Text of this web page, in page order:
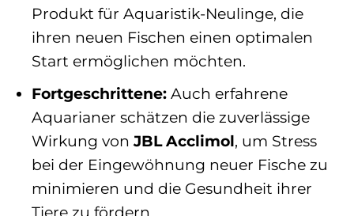
Produkt für Aquaristik-Neulinge, die
ihren neuen Fischen einen optimalen
Start ermöglichen möchten.
Fortgeschrittene:Auch erfahrene
Aquarianer schätzen die zuverlässige
Wirkung vonJBL Acclimol, um Stress
bei der Eingewöhnung neuer Fische zu
minimieren und die Gesundheit ihrer
Tiere zu fördern.